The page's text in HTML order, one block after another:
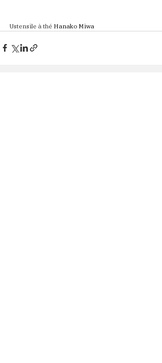
Ustensile à thé Hanako Miwa